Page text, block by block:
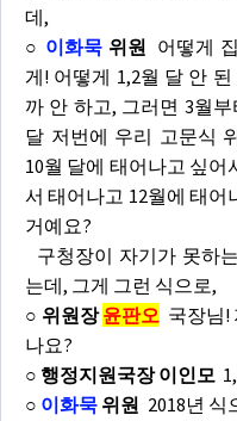
데,
○ 이화묵위원 어떻게
게! 어떻게 1,2월 달 안
까 안 하고, 그러면 3월
달 저번에 우리 고문식
10월 달에 태어나고 싶어
서 태어나고 12월에 태어
거예요?
구청장이 자기가 못하
는데, 그게 그런 식으로,
○ 위원장윤판오 국장님!
나요?
○ 행정지원국장 이인모
○ 이화묵 위원 2018년 식